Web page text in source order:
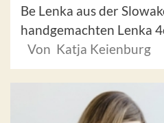
Be Lenka aus der
handgemachten Lenka
Von Katja Keienburg